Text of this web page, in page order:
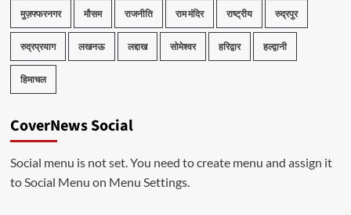
मुज़फ्फरनगर मौसम राजनीति राम मंदिर राष्ट्रीय रुद्रपुर
रुद्रप्रयाग लखनऊ लद्दाख सोमेश्वर हरिद्वार हल्द्वानी
हिमाचल
CoverNews Social
Social menu is not set. You need to create menu and assign it
to Social Menu on Menu Settings.